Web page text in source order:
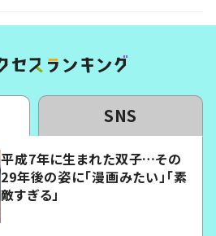
SNS
平成7年に生まれた双子…その
29年後の姿に「漫画みたい」「素
敵すぎる」